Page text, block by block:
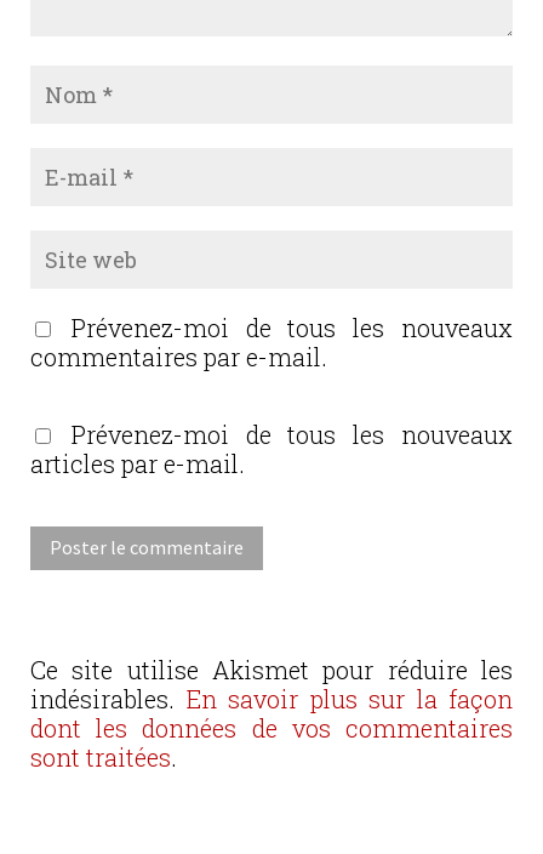
Prévenez-moi de tous les nouveaux
commentaires par e-mail.
Prévenez-moi de tous les nouveaux
articles par e-mail.
Ce site utilise Akismet pour réduire les
indésirables. En savoir plus sur la façon
dont les données de vos commentaires
sont traitées.